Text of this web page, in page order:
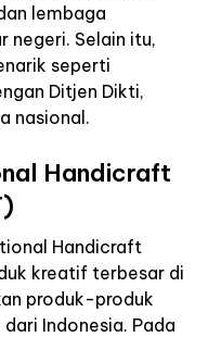
lembaga
negeri. Selain itu,
seperti
Ditjen Dikti,
nasional.
Handicraft
Handicraft
kreatif terbesar di
produk-produk
Indonesia. Pada